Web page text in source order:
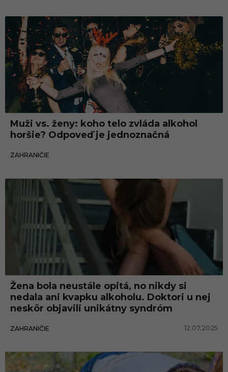
Muži vs. ženy: koho telo zvláda alkohol
horšie? Odpoveď je jednoznačná
ZAHRANIČIE
Zahraničie
Žena bola neustále opitá, no nikdy si
nedala ani kvapku alkoholu. Doktori u nej
neskôr objavili unikátny syndróm
ZAHRANIČIE 12.07.2025